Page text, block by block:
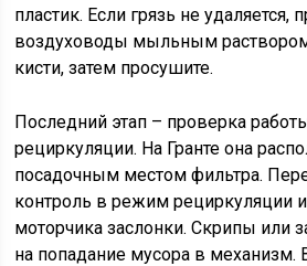
пластик. Если грязь не удаляется,
воздуховоды мыльным
кисти, затем просушите.
Последний этап – проверка
рециркуляции. На Гранте она
посадочным местом фильтра.
контроль в режим рециркуляции
моторчика заслонки. Скрипы или
на попадание мусора в механизм.